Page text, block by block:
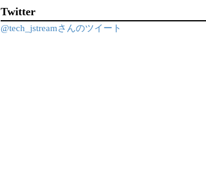
Twitter
@tech_jstreamさんのツイート